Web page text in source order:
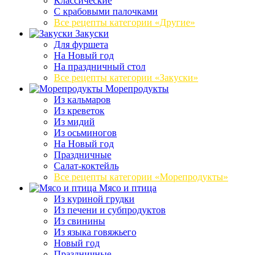
С крабовыми палочками
Все рецепты категории «Другие»
Закуски
Для фуршета
На Новый год
На праздничный стол
Все рецепты категории «Закуски»
Морепродукты
Из кальмаров
Из креветок
Из мидий
Из осьминогов
На Новый год
Праздничные
Салат-коктейль
Все рецепты категории «Морепродукты»
Мясо и птица
Из куриной грудки
Из печени и субпродуктов
Из свинины
Из языка говяжьего
Новый год